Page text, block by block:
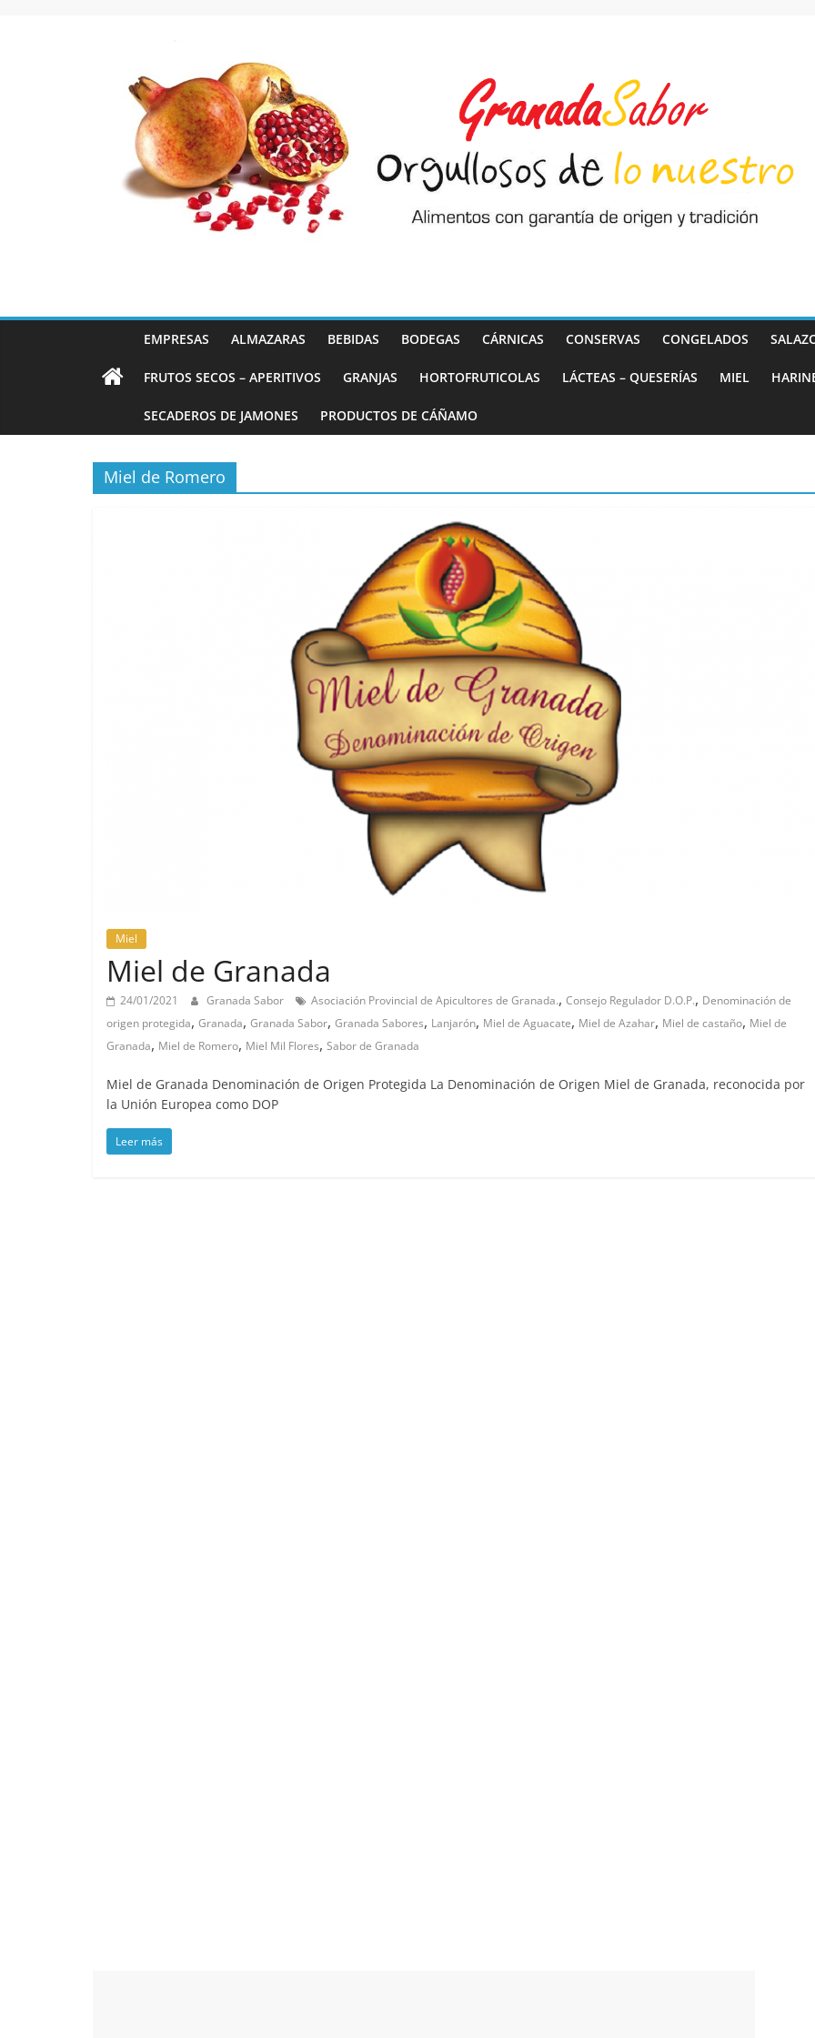
EMPRESAS ALMAZARAS BEBIDAS BODEGAS CÁRNICAS CONSERVAS CONGELADOS
FRUTOS SECOS – APERITIVOS GRANJAS HORTOFRUTICOLAS LÁCTEAS – QUESERÍAS MIEL
SECADEROS DE JAMONES PRODUCTOS DE CÁÑAMO
Miel de Romero
Miel
Miel de Granada
24/01/2021 Granada Sabor Asociación Provincial de Apicultores de Granada., Consejo Regulador D.O.P., Denominación de
origen protegida, Granada, Granada Sabor, Granada Sabores, Lanjarón, Miel de Aguacate, Miel de Azahar, Miel de castaño, Miel de
Granada, Miel de Romero, Miel Mil Flores, Sabor de Granada
Miel de Granada Denominación de Origen Protegida La Denominación de Origen Miel de Granada, reconocida por
la Unión Europea como DOP
Leer más
Panadería Artesana Diego
Fernández e hijos
03/02/2023 Granada Sabor